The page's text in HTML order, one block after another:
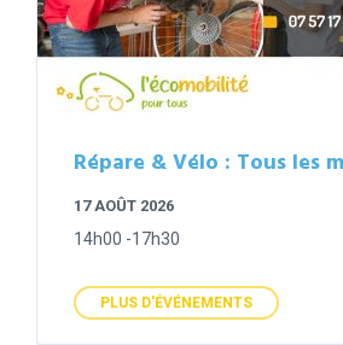
Répare & Vélo : Tous les
17 AOÛT 2026
14h00 -17h30
PLUS D'ÉVÉNEMENTS